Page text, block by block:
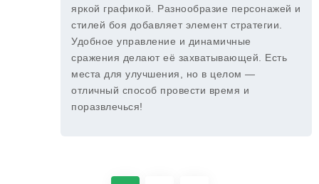
яркой графикой. Разнообразие персонажей и
стилей боя добавляет элемент стратегии.
Удобное управление и динамичные
сражения делают её захватывающей. Есть
места для улучшения, но в целом —
отличный способ провести время и
поразвлечься!